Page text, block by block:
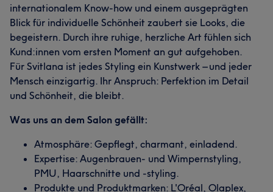
internationalem Know-how und einem ausgeprägten
Blick für individuelle Schönheit zaubert sie Looks, die
begeistern. Durch ihre ruhige, herzliche Art fühlen sich
Kund:innen vom ersten Moment an gut aufgehoben.
Für Svitlana ist jedes Styling ein Kunstwerk – und jeder
Mensch einzigartig. Ihr Anspruch: Perfektion im Detail
und Schönheit, die bleibt.
Was uns an dem Salon gefällt:
Atmosphäre: Gepflegt, charmant, einladend.
Expertise: Augenbrauen- und Wimpernstyling,
PMU, Haarschnitte und -styling.
Produkte und Produktmarken: L'Oréal, Olaplex,